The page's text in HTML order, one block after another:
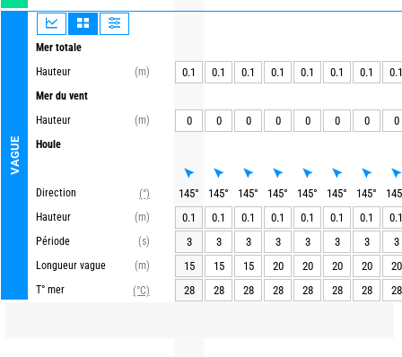
VAGUE
Mer totale
Hauteur
(m)
Mer du vent
Hauteur
(m)
Houle
Direction
(°)
Hauteur
(m)
Période
(s)
Longueur vague
(m)
T° mer
(°C)
0.1 0.1 0.1 0.1 0.1 0.1 0.1 0.1
0 0 0 0 0 0 0 0
145° 145° 145° 145° 145° 145° 145°
145
0.1
0.1 0.1 0.1 0.1 0.1 0.1
0.1
3
3 3 3 3 3 3
3
15
15 15 20 20 20 20
20
28
28 28 28 28 28 28 28